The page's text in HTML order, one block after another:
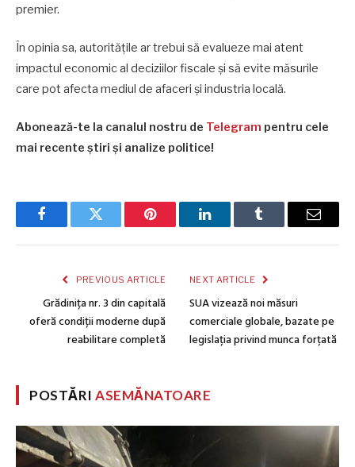
premier.
În opinia sa, autoritățile ar trebui să evalueze mai atent
impactul economic al deciziilor fiscale și să evite măsurile
care pot afecta mediul de afaceri și industria locală.
Abonează-te la canalul nostru de Telegram pentru cele
mai recente știri și analize politice!
FacebookTwitter Pinterest LinkedInTumblr Email
PREVIOUS ARTICLE
Grădinița nr. 3 din capitală
oferă condiții moderne după
reabilitare completă
NEXT ARTICLE
SUA vizează noi măsuri
comerciale globale, bazate pe
legislația privind munca forțată
POSTĂRIASEMĂNATOARE